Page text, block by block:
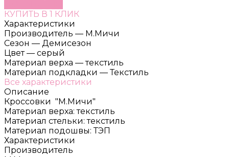
КУПИТЬ В 1 КЛИК
Характеристики
Производитель — М.Мичи
Сезон — Демисезон
Цвет — серый
Материал верха — текстиль
Материал подкладки — Текстиль
Все характеристики
Описание
Кроссовки "М.Мичи"
Материал верха: текстиль
Материал стельки: текстиль
Материал подошвы: ТЭП
Характеристики
Производитель